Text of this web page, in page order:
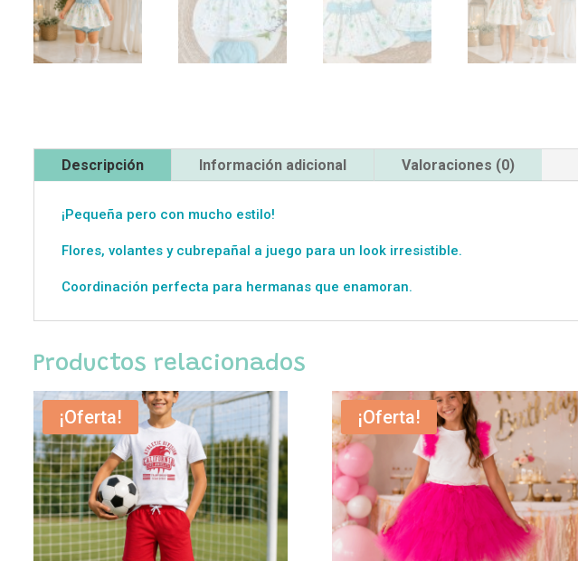
Descripción Información adicional Valoraciones (0)
¡Pequeña pero con mucho estilo!
Flores, volantes y cubrepañal a juego para un look irresistible.
Coordinación perfecta para hermanas que enamoran.
Productos relacionados
¡Oferta! ¡Oferta!